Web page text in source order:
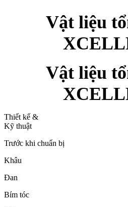
Vật liệu
Vật liệu
Thiết kế &
Kỹ thuật
Trước khi chuẩn bị
Khâu
Đan
Bím tóc